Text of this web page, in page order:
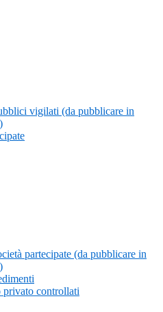
vigilati (da pubblicare in
partecipate (da pubblicare in
controllati